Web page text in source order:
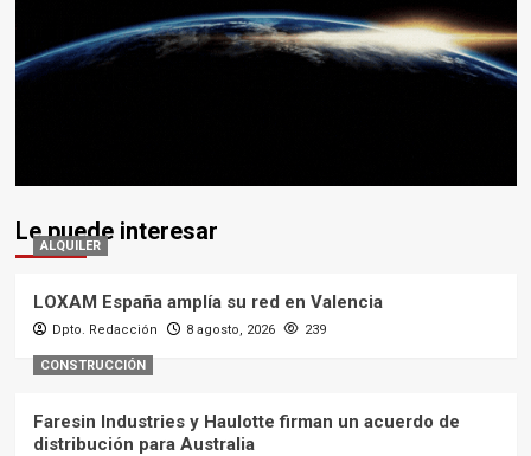
Le puede interesar
ALQUILER
LOXAM España amplía su red en Valencia
Dpto. Redacción 8 agosto, 2026 239
CONSTRUCCIÓN
Faresin Industries y Haulotte firman un acuerdo de
distribución para Australia